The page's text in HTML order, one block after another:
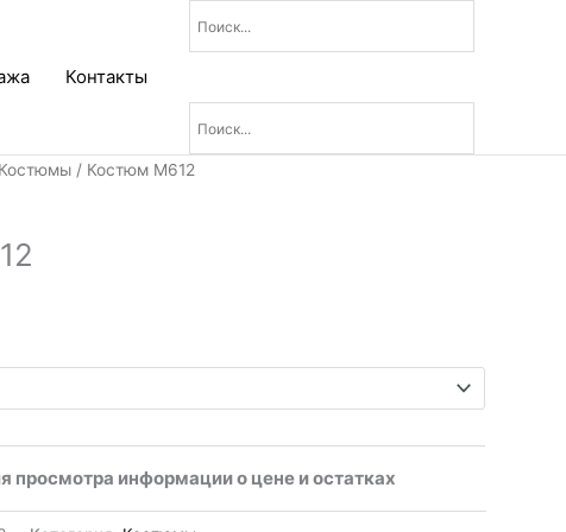
Контакты
Костюмы / Костюм М612
просмотра информации о цене и остатках